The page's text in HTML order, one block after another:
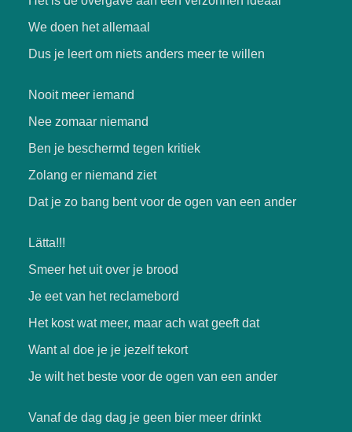
We doen het allemaal
Dus je leert om niets anders meer te willen
Nooit meer iemand
Nee zomaar niemand
Ben je beschermd tegen kritiek
Zolang er niemand ziet
Dat je zo bang bent voor de ogen van een ander
Lätta!!!
Smeer het uit over je brood
Je eet van het reclamebord
Het kost wat meer, maar ach wat geeft dat
Want al doe je je jezelf tekort
Je wilt het beste voor de ogen van een ander
Vanaf de dag dag je geen bier meer drinkt